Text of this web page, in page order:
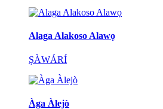
Alaga Alakoso Alawọ
ṢÀWÁRÍ
Àga Àlejò